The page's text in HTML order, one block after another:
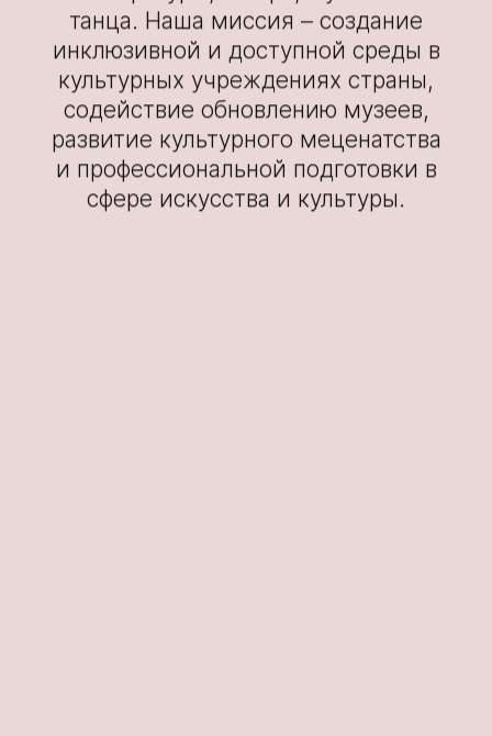
танца. Наша миссия – создание
инклюзивной и доступной среды в
культурных учреждениях страны,
содействие обновлению музеев,
развитие культурного меценатства
и профессиональной подготовки в
сфере искусства и культуры.